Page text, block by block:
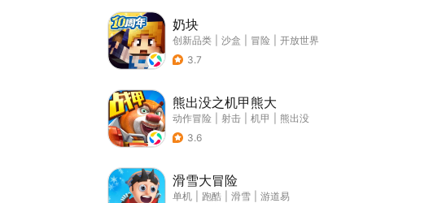
奶块
创新品类 沙盒 冒险
开放世界
3.7
熊出没之机甲熊大
动作冒险 射击 机甲
熊出没
3.6
滑雪大冒险
单机 跑酷 滑雪
游道易